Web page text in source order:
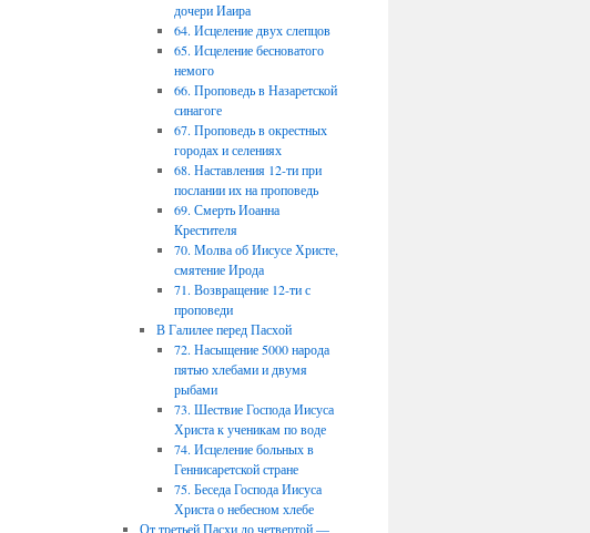
дочери Иаира
64. Исцеление двух слепцов
65. Исцеление бесноватого
немого
66. Проповедь в Назаретской
синагоге
67. Проповедь в окрестных
городах и селениях
68. Наставления 12-ти при
послании их на проповедь
69. Смерть Иоанна
Крестителя
70. Молва об Иисусе Христе,
смятение Ирода
71. Возвращение 12-ти с
проповеди
В Галилее перед Пасхой
72. Насыщение 5000 народа
пятью хлебами и двумя
рыбами
73. Шествие Господа Иисуса
Христа к ученикам по воде
74. Исцеление больных в
Геннисаретской стране
75. Беседа Господа Иисуса
Христа о небесном хлебе
От третьей Пасхи до четвертой —